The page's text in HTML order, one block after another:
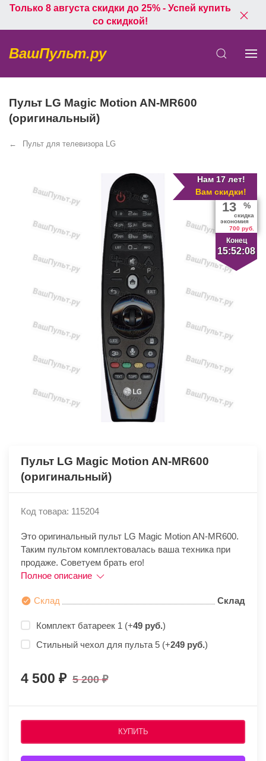
Только 8 августа скидки до 25% - Успей купить
со скидкой!
ВашПульт.ру
Пульт LG Magic Motion AN-MR600
(оригинальный)
Пульт для телевизора LG
Нам 17 лет!
Вам скидки!
Конец
15:52:07
13 %
скидка
экономия
700 руб.
Пульт LG Magic Motion AN-MR600
(оригинальный)
Код товара: 115204
Это оригинальный пульт LG Magic Motion AN-MR600.
Таким пультом комплектовалась ваша техника при
продаже. Советуем брать его!
Полное описание
Склад Склад
Комплект батареек 1 (+49 руб.)
Стильный чехол для пульта 5 (+249 руб.)
4 500 5 200
КУПИТЬ